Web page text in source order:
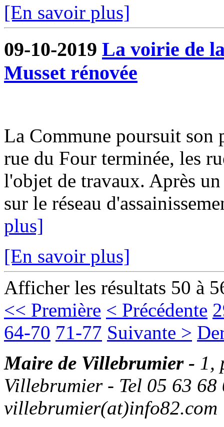
[En savoir plus]
09-10-2019 La voirie de
Musset rénovée
La Commune poursuit
rue du Four terminée, les
l'objet de travaux. Après un
sur le réseau
plus]
[En savoir plus]
Afficher les résultats 50 à
<< Première < Précédente
64-70 71-77 Suivante >
Maire de Villebrumier - 1,
Villebrumier - Tel 05 63
villebrumier(at)info82.com